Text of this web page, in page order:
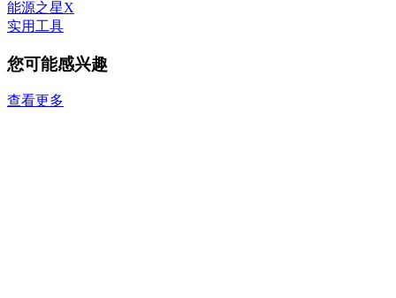
能源之星X
实用工具
您可能感兴趣
查看更多